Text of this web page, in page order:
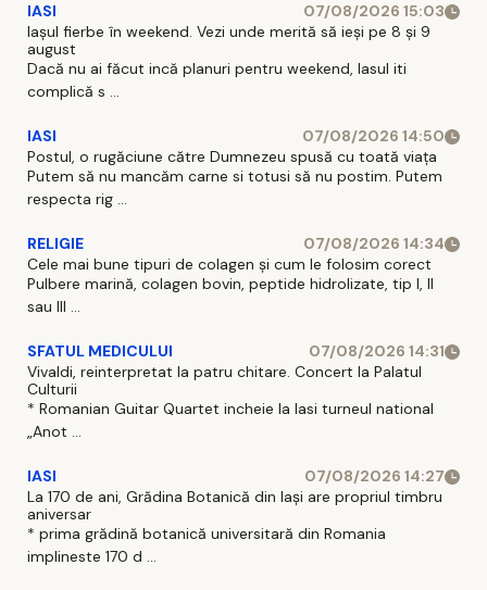
IASI
07/08/2026 15:03
Iașul fierbe în weekend. Vezi unde merită să ieși pe 8 și 9
august
Dacă nu ai făcut incă planuri pentru weekend, Iasul iti
complică s ...
IASI
07/08/2026 14:50
Postul, o rugăciune către Dumnezeu spusă cu toată viața
Putem să nu mancăm carne si totusi să nu postim. Putem
respecta rig ...
RELIGIE
07/08/2026 14:34
Cele mai bune tipuri de colagen și cum le folosim corect
Pulbere marină, colagen bovin, peptide hidrolizate, tip I, II
sau III ...
SFATUL MEDICULUI
07/08/2026 14:31
Vivaldi, reinterpretat la patru chitare. Concert la Palatul
Culturii
* Romanian Guitar Quartet incheie la Iasi turneul national
„Anot ...
IASI
07/08/2026 14:27
La 170 de ani, Grădina Botanică din Iași are propriul timbru
aniversar
* prima grădină botanică universitară din Romania
implineste 170 d ...